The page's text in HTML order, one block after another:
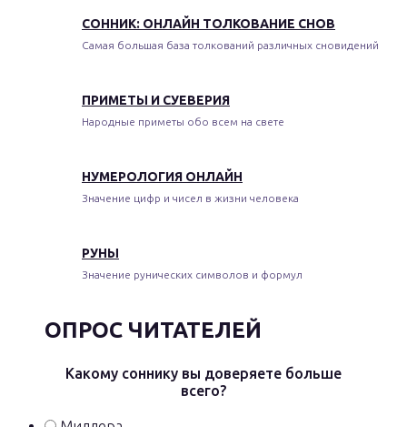
СОННИК: ОНЛАЙН ТОЛКОВАНИЕ СНОВ
Самая большая база толкований различных сновидений
ПРИМЕТЫ И СУЕВЕРИЯ
Народные приметы обо всем на свете
НУМЕРОЛОГИЯ ОНЛАЙН
Значение цифр и чисел в жизни человека
РУНЫ
Значение рунических символов и формул
ОПРОС ЧИТАТЕЛЕЙ
Какому соннику вы доверяете больше
всего?